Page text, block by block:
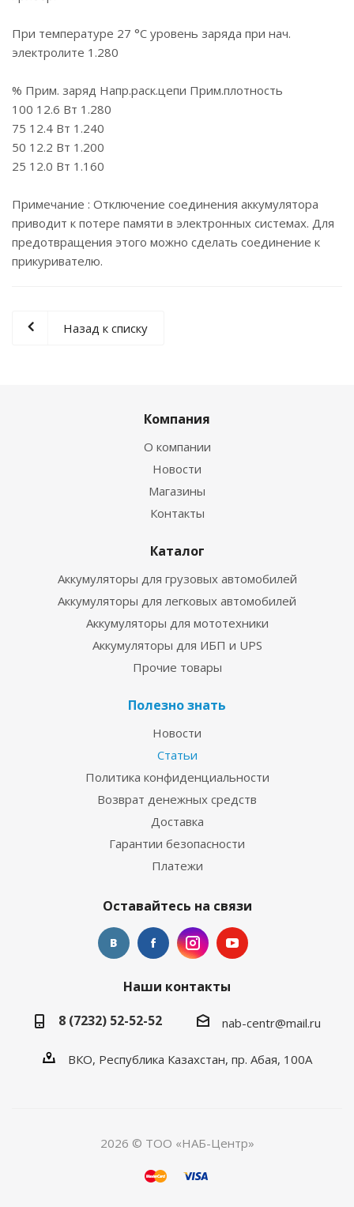
При температуре 27 °C уровень заряда при нач.
электролите 1.280
% Прим. заряд Напр.раск.цепи Прим.плотность
100 12.6 Вт 1.280
75 12.4 Вт 1.240
50 12.2 Вт 1.200
25 12.0 Вт 1.160
Примечание : Отключение соединения аккумулятора
приводит к потере памяти в электронных системах. Для
предотвращения этого можно сделать соединение к
прикуривателю.
Назад к списку
Компания
О компании
Новости
Магазины
Контакты
Каталог
Аккумуляторы для грузовых автомобилей
Аккумуляторы для легковых автомобилей
Аккумуляторы для мототехники
Аккумуляторы для ИБП и UPS
Прочие товары
Полезно знать
Новости
Статьи
Политика конфиденциальности
Возврат денежных средств
Доставка
Гарантии безопасности
Платежи
Оставайтесь на связи
Наши контакты
8 (7232) 52-52-52
nab-centr@mail.ru
ВКО, Республика Казахстан, пр. Абая, 100А
2026 © ТОО «НАБ-Центр»